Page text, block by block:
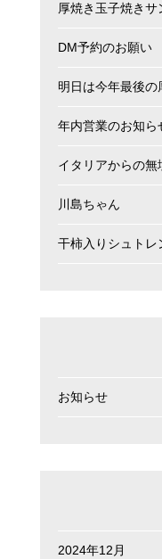
厚焼き玉子焼き
DM予約のお願い
明日は今年最後の
年内営業のお知ら
イタリアからの無
川島ちゃん
干柿入りシュトレ
お知らせ
2024年12月